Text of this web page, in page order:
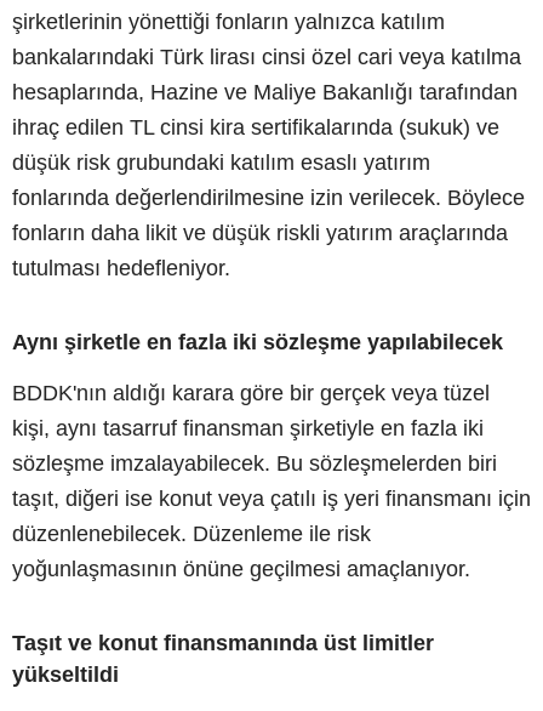
şirketlerinin yönettiği fonların yalnızca katılım
bankalarındaki Türk lirası cinsi özel cari veya katılma
hesaplarında, Hazine ve Maliye Bakanlığı tarafından
ihraç edilen TL cinsi kira sertifikalarında (sukuk) ve
düşük risk grubundaki katılım esaslı yatırım
fonlarında değerlendirilmesine izin verilecek. Böylece
fonların daha likit ve düşük riskli yatırım araçlarında
tutulması hedefleniyor.
Aynı şirketle en fazla iki sözleşme yapılabilecek
BDDK'nın aldığı karara göre bir gerçek veya tüzel
kişi, aynı tasarruf finansman şirketiyle en fazla iki
sözleşme imzalayabilecek. Bu sözleşmelerden biri
taşıt, diğeri ise konut veya çatılı iş yeri finansmanı için
düzenlenebilecek. Düzenleme ile risk
yoğunlaşmasının önüne geçilmesi amaçlanıyor.
Taşıt ve konut finansmanında üst limitler
yükseltildi